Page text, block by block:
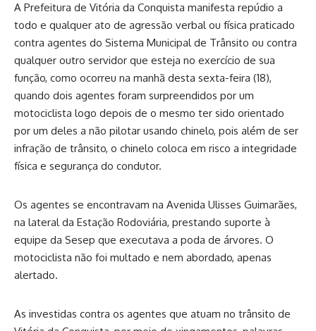
A Prefeitura de Vitória da Conquista manifesta repúdio a
todo e qualquer ato de agressão verbal ou física praticado
contra agentes do Sistema Municipal de Trânsito ou contra
qualquer outro servidor que esteja no exercício de sua
função, como ocorreu na manhã desta sexta-feira (18),
quando dois agentes foram surpreendidos por um
motociclista logo depois de o mesmo ter sido orientado
por um deles a não pilotar usando chinelo, pois além de ser
infração de trânsito, o chinelo coloca em risco a integridade
física e segurança do condutor.
Os agentes se encontravam na Avenida Ulisses Guimarães,
na lateral da Estação Rodoviária, prestando suporte à
equipe da Sesep que executava a poda de árvores. O
motociclista não foi multado e nem abordado, apenas
alertado.
As investidas contra os agentes que atuam no trânsito de